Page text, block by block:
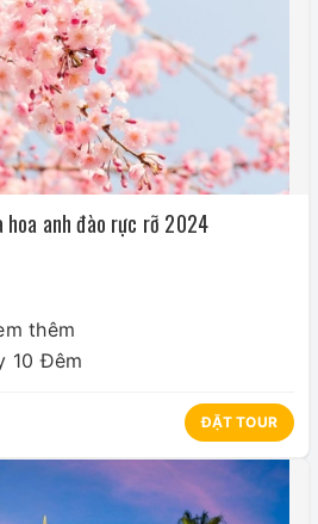
hoa anh đào rực rỡ 2024
thêm
10 Đêm
ĐẶT TOUR